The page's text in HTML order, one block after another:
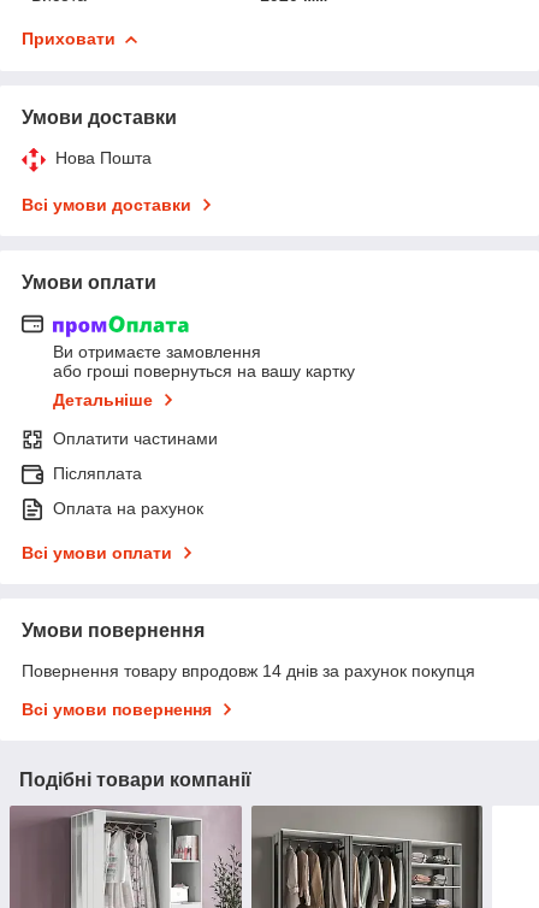
Приховати
Умови доставки
Нова Пошта
Всі умови доставки
Умови оплати
Ви отримаєте замовлення
або гроші повернуться на вашу картку
Детальніше
Оплатити частинами
Післяплата
Оплата на рахунок
Всі умови оплати
Умови повернення
Повернення товару впродовж 14 днів за рахунок покупця
Всі умови повернення
Подібні товари компанії